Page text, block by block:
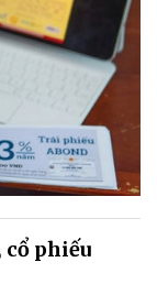
phiếu